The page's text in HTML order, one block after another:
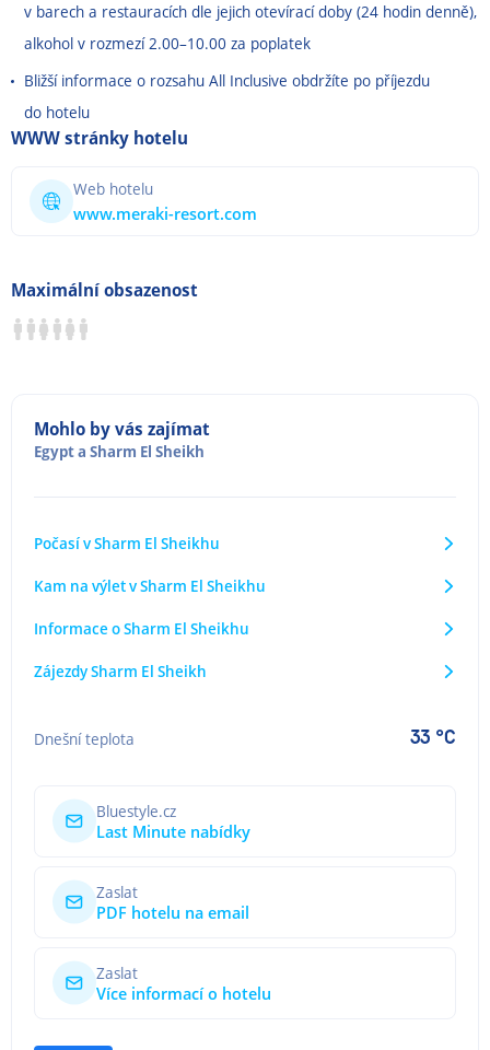
v barech a restauracích dle jejich otevírací doby (24 hodin denně),
alkohol v rozmezí 2.00–10.00 za poplatek
Bližší informace o rozsahu All Inclusive obdržíte po příjezdu
do hotelu
WWW stránky hotelu
Web hotelu
www.meraki-resort.com
Maximální obsazenost
Mohlo by vás zajímat
Egypta Sharm El Sheikh
Počasí v Sharm El Sheikhu
Kam na výlet v Sharm El Sheikhu
Informace o Sharm El Sheikhu
Zájezdy Sharm El Sheikh
Dnešní teplota 33 °C
Bluestyle.cz
Last Minute nabídky
Zaslat
PDF hotelu na email
Zaslat
Více informací o hotelu